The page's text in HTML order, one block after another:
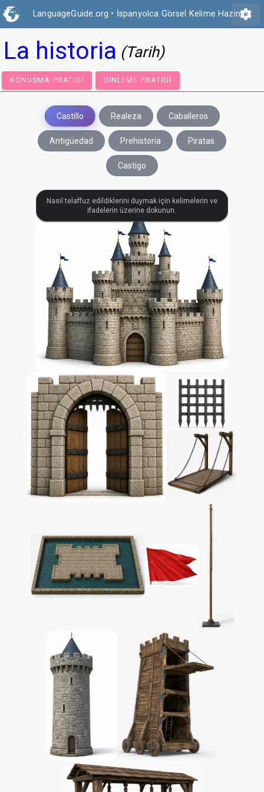
LanguageGuide.org • İspanyolca Görsel Kelime Hazinesi
settings
La historia (Tarih)
KONUŞMA PRATIGI DINLEME PRATIGI
Castillo Realeza Caballeros
Antigüedad Prehistoria Piratas
Castigo
Nasıl telaffuz edildiklerini duymak için kelimelerin ve
ifadelerin üzerine dokunun.